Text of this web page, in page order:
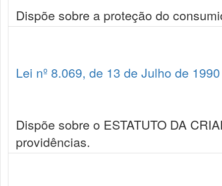
Dispõe sobre a proteção do
Lei nº 8.069, de 13 de Julho de 1990
Dispõe sobre o ESTATUTO DA
providências.